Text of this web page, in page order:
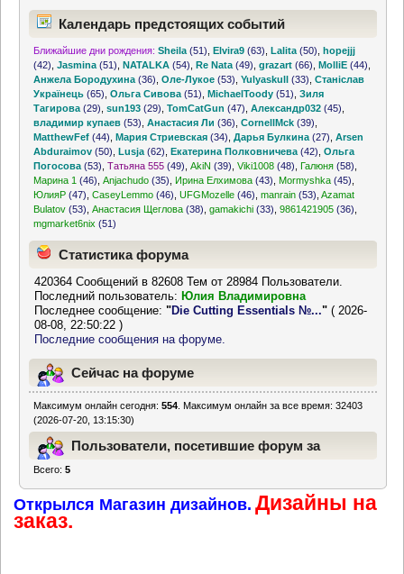
Календарь предстоящих событий
Ближайшие дни рождения: Sheila (51) ,Elvira9 (63) ,Lalita (50) ,hopejjj
(42) ,Jasmina (51) ,NATALKA (54) ,Re Nata (49) ,grazart (66) ,MolliE (44)
Анжела Бородухина (36) ,Оле-Лукое (53) ,Yulyaskull (33) ,Станіслав
Українець (65) ,Ольга Сивова (51) ,MichaelToody (51) ,Зиля
Тагирова (29) ,sun193 (29) ,TomCatGun (47) ,Александр032 (45)
владимир купаев (53) ,Анастасия Ли (36) ,CornellMck (39)
MatthewFef (44) ,Мария Стриевская (34) ,Дарья Булкина (27) ,Arsen
Abduraimov (50) ,Lusja (62) ,Екатерина Полковничева (42) ,Ольга
Погосова (53) ,Татьяна 555 (49) ,AkiN (39) ,Viki1008 (48) Галюня (58)
Марина 1 (46) ,Anjachudo (35) Ирина Елхимова (43) Mormyshka (45)
ЮлияР (47) ,CaseyLemmo (46) ,UFGMozelle (46) ,manrain (53) ,Azamat
Bulatov (53) ,Анастасия Щеглова (38) ,gamakichi (33) ,9861421905 (36)
mgmarket6nix (51)
Статистика форума
420364 Сообщений в 82608 Тем от 28984 Пользователи.
Последний пользователь: Юлия Владимировна
Последнее сообщение:"Die Cutting Essentials №..." ( 2026-
08-08, 22:50:22 )
Последние сообщения на форуме.
Сейчас на форуме
Максимум онлайн сегодня:554 . Максимум онлайн за все время: 32403
(2026-07-20, 13:15:30)
Пользователи, посетившие форум за
Всего:5
Открылся Магазин дизайнов. Дизайны на
заказ.